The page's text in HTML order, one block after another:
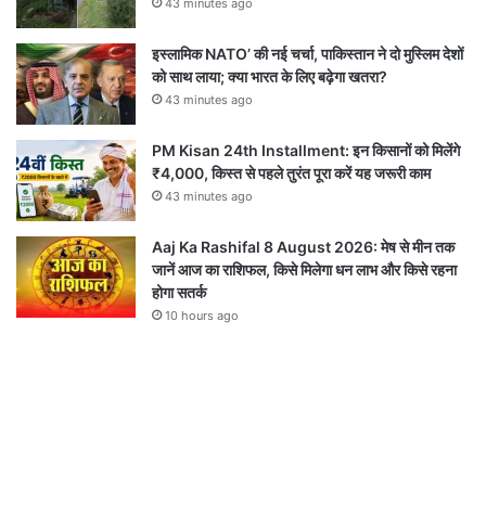
इस्लामिक NATO’ की नई चर्चा, पाकिस्तान ने दो मुस्लिम देशों
को साथ लाया; क्या भारत के लिए बढ़ेगा खतरा?
43 minutes ago
PM Kisan 24th Installment: इन किसानों को मिलेंगे
₹4,000, किस्त से पहले तुरंत पूरा करें यह जरूरी काम
43 minutes ago
Aaj Ka Rashifal 8 August 2026: मेष से मीन तक
जानें आज का राशिफल, किसे मिलेगा धन लाभ और किसे रहना
होगा सतर्क
10 hours ago